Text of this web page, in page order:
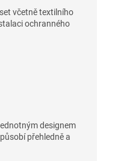
včetně textilního
ochranného
designem
přehledně a